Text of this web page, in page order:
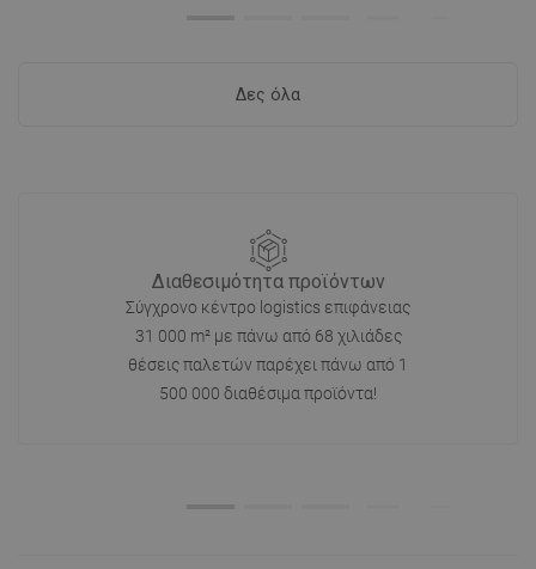
Δες όλα
Διαθεσιμότητα προϊόντων
Σύγχρονο κέντρο logistics επιφάνειας
31 000 m² με πάνω από 68 χιλιάδες
θέσεις παλετών παρέχει πάνω από 1
500 000 διαθέσιμα προϊόντα!